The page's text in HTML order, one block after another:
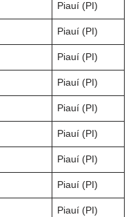
Piauí (PI)
Piauí (PI)
Piauí (PI)
Piauí (PI)
Piauí (PI)
Piauí (PI)
Piauí (PI)
Piauí (PI)
Piauí (PI)